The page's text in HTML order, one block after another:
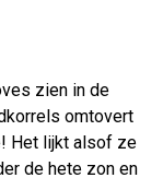
zien in de
omtovert
Het lijkt alsof ze
de hete zon en